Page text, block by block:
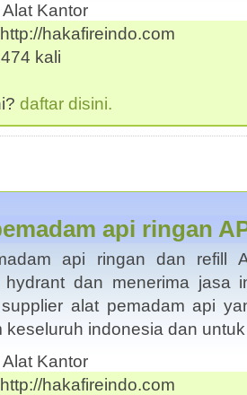
Alat Kantor
hakafireindo.com
kali
daftar disini.
api ringan
api ringan dan refill
hydrant dan menerima jasa
alat pemadam api
keseluruh indonesia dan
Alat Kantor
hakafireindo.com